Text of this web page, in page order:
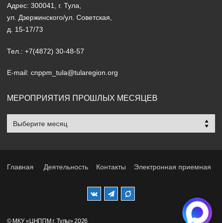
Адрес: 300041, г. Тула,
ул. Дзержинского/ул. Советская,
д. 15-17/73
Тел.: +7(4872) 30-48-57
E-mail: cnppm_tula@tularegion.org
МЕРОПРИЯТИЯ ПРОШЛЫХ МЕСЯЦЕВ
Мероприятия
прошлых
Главная Деятельность Контакты Электронная приемная
© МКУ «ЦНППМ г. Тулы» 2026